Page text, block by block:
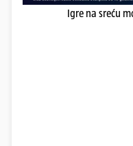
Igre na sreću